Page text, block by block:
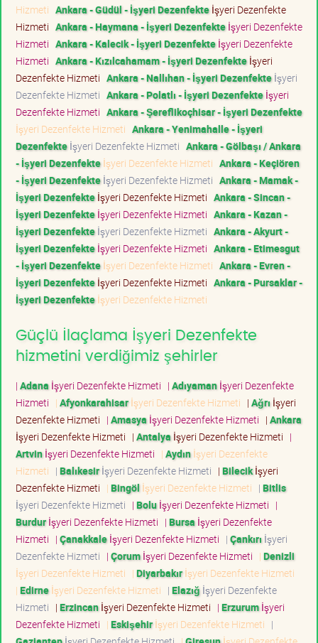
Hizmeti Ankara - Güdül - İşyeri Dezenfekteİşyeri Dezenfekte
Hizmeti Ankara - Haymana - İşyeri Dezenfekteİşyeri Dezenfekte
Hizmeti Ankara - Kalecik - İşyeri Dezenfekteİşyeri Dezenfekte
Hizmeti Ankara - Kızılcahamam - İşyeri Dezenfekteİşyeri
Dezenfekte Hizmeti Ankara - Nallıhan - İşyeri Dezenfekteİşyeri
Dezenfekte Hizmeti Ankara - Polatlı - İşyeri Dezenfekteİşyeri
Dezenfekte Hizmeti Ankara - Şereflikoçhisar - İşyeri Dezenfekte
İşyeri Dezenfekte Hizmeti Ankara - Yenimahalle - İşyeri
Dezenfekteİşyeri Dezenfekte Hizmeti Ankara - Gölbaşı / Ankara
- İşyeri Dezenfekteİşyeri Dezenfekte Hizmeti Ankara - Keçiören
- İşyeri Dezenfekteİşyeri Dezenfekte Hizmeti Ankara - Mamak -
İşyeri Dezenfekteİşyeri Dezenfekte Hizmeti Ankara - Sincan -
İşyeri Dezenfekteİşyeri Dezenfekte Hizmeti Ankara - Kazan -
İşyeri Dezenfekteİşyeri Dezenfekte Hizmeti Ankara - Akyurt -
İşyeri Dezenfekteİşyeri Dezenfekte Hizmeti Ankara - Etimesgut
- İşyeri Dezenfekteİşyeri Dezenfekte Hizmeti Ankara - Evren -
İşyeri Dezenfekteİşyeri Dezenfekte Hizmeti Ankara - Pursaklar -
İşyeri Dezenfekteİşyeri Dezenfekte Hizmeti
Güçlü İlaçlama İşyeri Dezenfekte
hizmetini verdiğimiz şehirler
| Adana İşyeri Dezenfekte Hizmeti | Adıyamanİşyeri Dezenfekte
Hizmeti | Afyonkarahisarİşyeri Dezenfekte Hizmeti | Ağrı İşyeri
Dezenfekte Hizmeti | Amasya İşyeri Dezenfekte Hizmeti | Ankara
İşyeri Dezenfekte Hizmeti | Antalya İşyeri Dezenfekte Hizmeti |
Artvinİşyeri Dezenfekte Hizmeti | Aydınİşyeri Dezenfekte
Hizmeti | Balıkesirİşyeri Dezenfekte Hizmeti | Bilecikİşyeri
Dezenfekte Hizmeti | Bingöl İşyeri Dezenfekte Hizmeti | Bitlis
İşyeri Dezenfekte Hizmeti | Boluİşyeri Dezenfekte Hizmeti |
Burdurİşyeri Dezenfekte Hizmeti | Bursa İşyeri Dezenfekte
Hizmeti | Çanakkaleİşyeri Dezenfekte Hizmeti | Çankırı İşyeri
Dezenfekte Hizmeti | Çorumİşyeri Dezenfekte Hizmeti | Denizli
İşyeri Dezenfekte Hizmeti | Diyarbakırİşyeri Dezenfekte Hizmeti
| Edirneİşyeri Dezenfekte Hizmeti | Elazığ İşyeri Dezenfekte
Hizmeti | Erzincanİşyeri Dezenfekte Hizmeti | Erzurumİşyeri
Dezenfekte Hizmeti | Eskişehirİşyeri Dezenfekte Hizmeti |